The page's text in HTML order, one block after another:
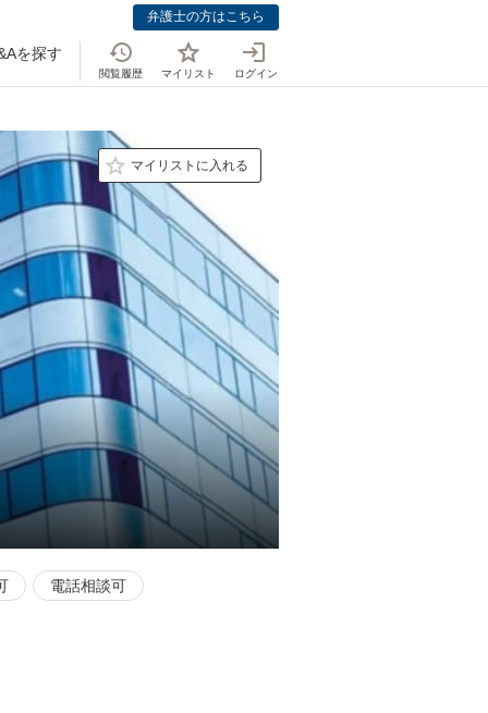
弁護士の方はこちら
を探す
閲覧履歴 マイリスト ログイン
マイリストに入れる
電話相談可